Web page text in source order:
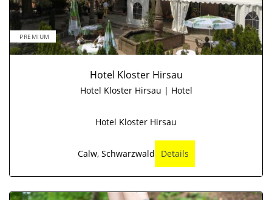
PREMIUM
Hotel Kloster Hirsau
Hotel Kloster Hirsau | Hotel
Hotel Kloster Hirsau
Calw, Schwarzwald Details